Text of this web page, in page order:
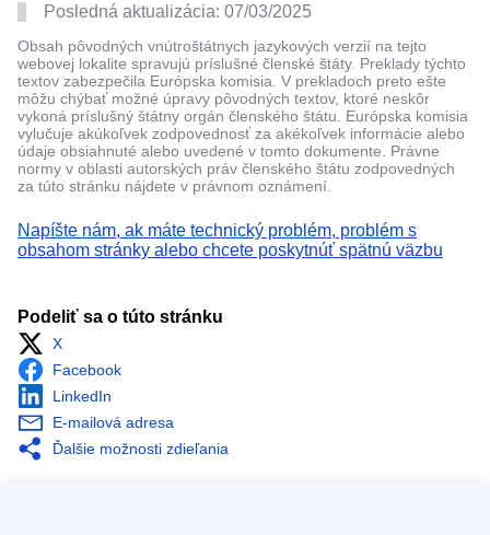
Posledná aktualizácia: 07/03/2025
Obsah pôvodných vnútroštátnych jazykových verzií na tejto
webovej lokalite spravujú príslušné členské štáty. Preklady týchto
textov zabezpečila Európska komisia. V prekladoch preto ešte
môžu chýbať možné úpravy pôvodných textov, ktoré neskôr
vykoná príslušný štátny orgán členského štátu. Európska komisia
vylučuje akúkoľvek zodpovednosť za akékoľvek informácie alebo
údaje obsiahnuté alebo uvedené v tomto dokumente. Právne
normy v oblasti autorských práv členského štátu zodpovedných
za túto stránku nájdete v právnom oznámení.
Napíšte nám, ak máte technický problém, problém s
obsahom stránky alebo chcete poskytnúť spätnú väzbu
Podeliť sa o túto stránku
X
Facebook
LinkedIn
E-mailová adresa
Ďalšie možnosti zdieľania